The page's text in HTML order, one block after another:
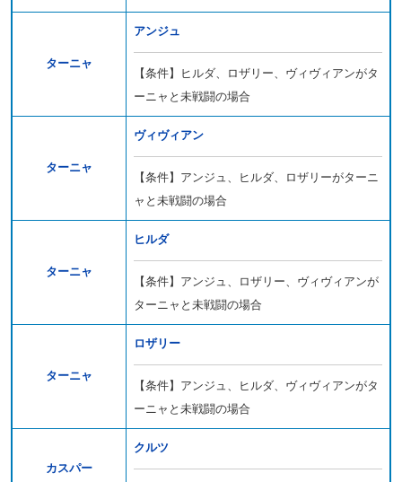
ターニャ
アンジュ
【条件】ヒルダ、ロザリー、ヴィヴィアンがタ
ーニャと未戦闘の場合
ターニャ
ヴィヴィアン
【条件】アンジュ、ヒルダ、ロザリーがターニ
ャと未戦闘の場合
ターニャ
ヒルダ
【条件】アンジュ、ロザリー、ヴィヴィアンが
ターニャと未戦闘の場合
ターニャ
ロザリー
【条件】アンジュ、ヒルダ、ヴィヴィアンがタ
ーニャと未戦闘の場合
カスパー
クルツ